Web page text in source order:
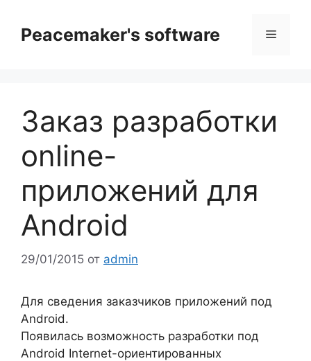
содержимому
Peacemaker's software Меню
Заказ разработки
online-
приложений для
Android
29/01/2015 от admin
Для сведения заказчиков приложений под
Android.
Появилась возможность разработки под
Android Internet-ориентированных